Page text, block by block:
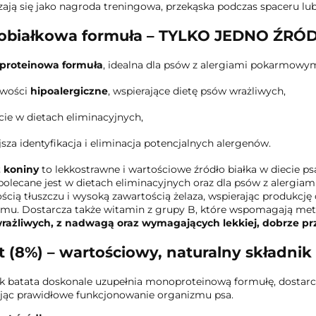
się jako nagroda treningowa, przekąska podczas spaceru
formuła – TYLKO JEDNO
formuła, idealna dla psów z alergiami
hipoalergiczne, wspierające dietę psów wrażliwych,
w dietach eliminacyjnych,
identyfikacja i eliminacja potencjalnych alergenów.
koninyto lekkostrawne i wartościowe źródło białka w diecie
jest w dietach eliminacyjnych oraz dla psów z
tłuszczu i wysoką zawartością żelaza, wspierając
Dostarcza także witamin z grupy B, które wspomagają
z nadwagą oraz wymagających lekkiej, dobrze
(8%) – wartościowy, naturalny
batata doskonale uzupełnia monoproteinową formułę,
prawidłowe funkcjonowanie organizmu psa.